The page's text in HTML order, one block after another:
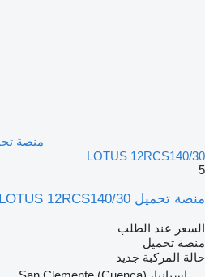
LOTUS 12RCS140/30
5
منصة تحميل RAMPAS DE CARGA LOTUS 12RCS140/30
السعر عند الطلب
منصة تحميل
حالة المركبة جديد